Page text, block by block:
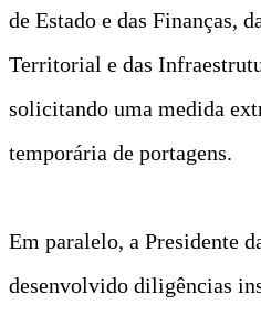
de Estado e das Finanças,
Territorial e das
solicitando uma medida
temporária de portagens.
Em paralelo, a Presidente
desenvolvido diligências